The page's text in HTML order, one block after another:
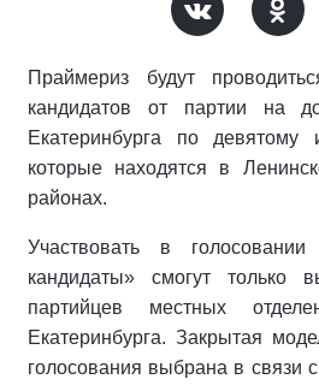
Праймериз будут
кандидатов от партии на
Екатеринбурга по девятому
которые находятся в
районах.
Участвовать в
кандидаты» смогут только
партийцев местных
Екатеринбурга. Закрытая
голосования выбрана в связи